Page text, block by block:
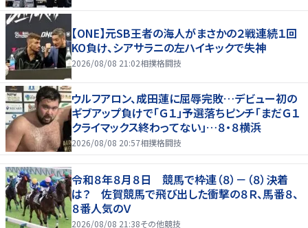
【ONE】元SB王者の海人がまさかの２戦連続１回
KO負け、シアサラニの左ハイキックで失神
2026/08/08 21:02相撲格闘技
ウルフアロン、成田蓮に屈辱完敗…デビュー初の
ギブアップ負けで「Ｇ１」予選落ちピンチ「まだＧ１
クライマックス終わってない」…８・８横浜
2026/08/08 20:57相撲格闘技
令和８年８月８日 競馬で枠連（８）－（８）決着
は？ 佐賀競馬で飛び出した衝撃の８Ｒ、馬番８、
８番人気のＶ
2026/08/08 21:38その他競技